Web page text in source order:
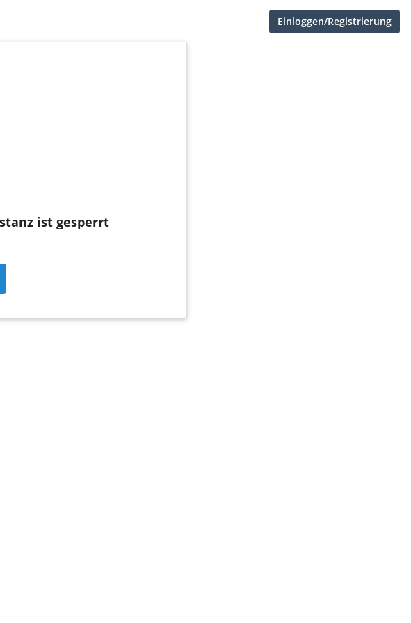
Einloggen/Registrierung
ist gesperrt